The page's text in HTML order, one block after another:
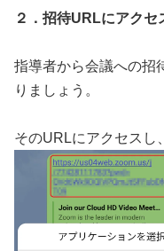
２．招待URLにアクセ
指導者から会議への招
りましょう。
そのURLにアクセスし